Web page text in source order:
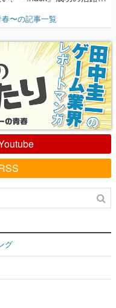
児・松山 洋に流れる血は
色だった【若ゲのいた
〜の記事一覧
グ